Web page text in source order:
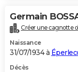
Germain
Créer une cagnotte
Naissance
31/07/1934 à
Décès